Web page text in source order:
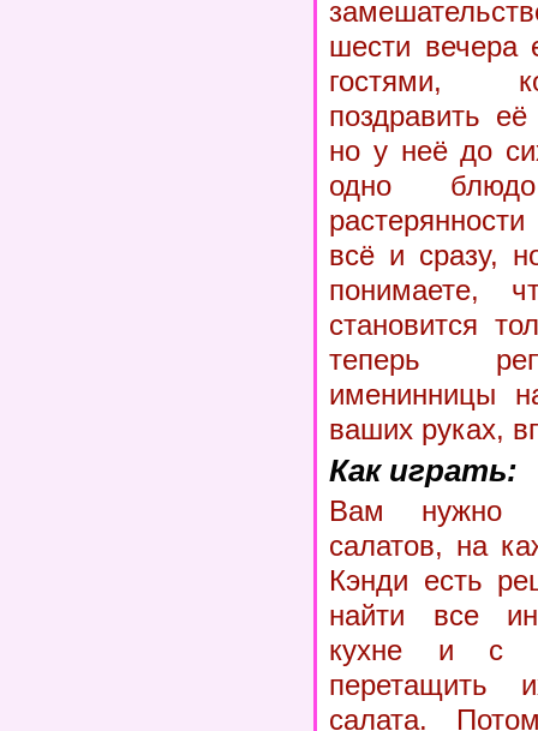
шести вечера
гостями,
поздравить
но у неё до
одно
всё и сразу,
понимаете,
становится
теперь
именинницы
ваших руках,
Как играть:
Вам нужно
салатов, на
Кэнди есть
найти все
кухне и с
салата.